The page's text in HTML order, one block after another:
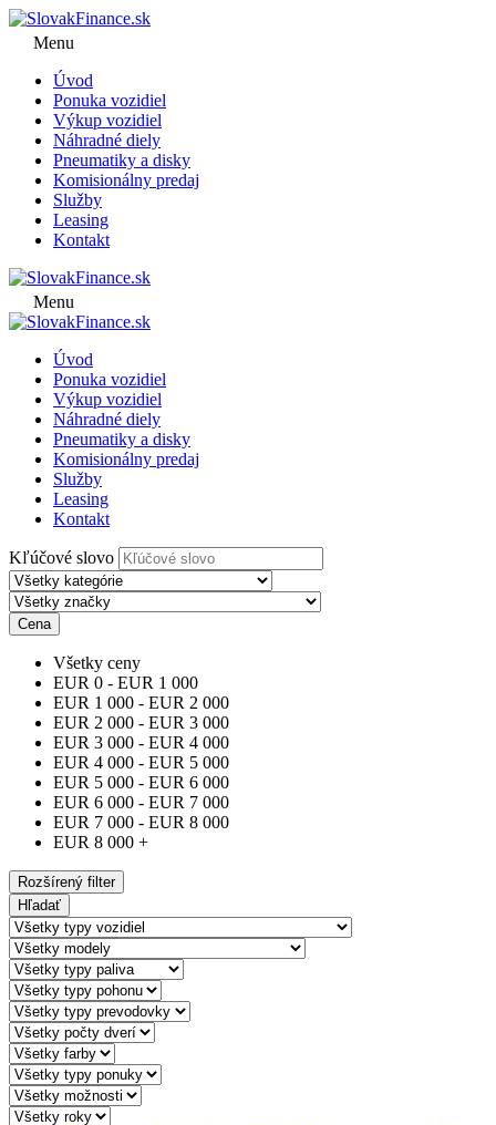
Menu
Úvod
Ponuka vozidiel
Výkup vozidiel
Náhradné diely
Pneumatiky a disky
Komisionálny predaj
Služby
Leasing
Kontakt
Menu
Úvod
Ponuka vozidiel
Výkup vozidiel
Náhradné diely
Pneumatiky a disky
Komisionálny predaj
Služby
Leasing
Kontakt
Kľúčové slovo
Cena
Všetky ceny
EUR 0 - EUR 1 000
EUR 1 000 - EUR 2 000
EUR 2 000 - EUR 3 000
EUR 3 000 - EUR 4 000
EUR 4 000 - EUR 5 000
EUR 5 000 - EUR 6 000
EUR 6 000 - EUR 7 000
EUR 7 000 - EUR 8 000
EUR 8 000 +
Rozšírený filter
Hľadať